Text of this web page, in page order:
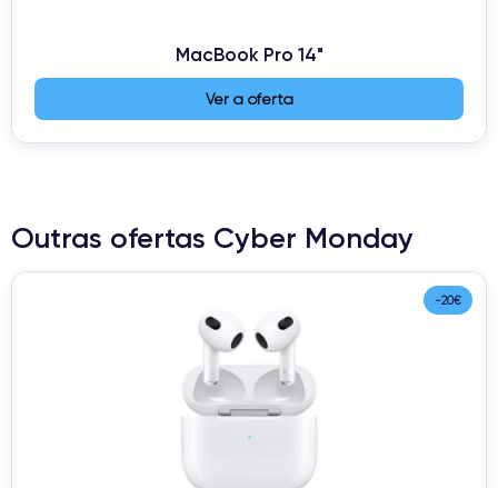
MacBook Pro 14"
Ver a oferta
Outras ofertas Cyber Monday
-20€